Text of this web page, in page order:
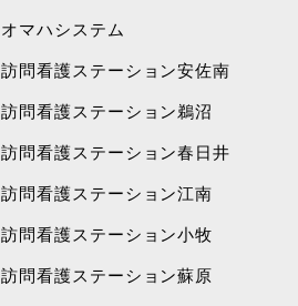
オマハシステム
訪問看護ステーション安佐南
訪問看護ステーション鵜沼
訪問看護ステーション春日井
訪問看護ステーション江南
訪問看護ステーション小牧
訪問看護ステーション蘇原